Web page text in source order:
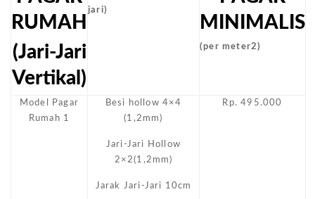
RUMAH
(Jari-Jari
Vertikal)
jari)
MINIMALIS
(per meter2)
Model Pagar
Rumah 1
Besi hollow 4×4
(1,2mm)
Jari-Jari Hollow
2×2(1,2mm)
Jarak Jari-Jari 10cm
Rp. 495.000